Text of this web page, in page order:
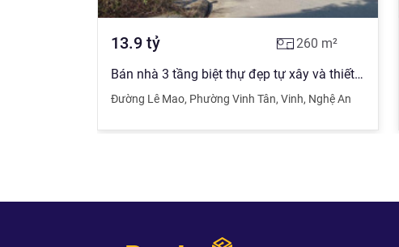
13.9 tỷ 260 m²
Bán nhà 3 tầng biệt thự đẹp tự xây và thiết kế năm 2021 ven hồ sinh thái Handico Phường Vinh Tân
Đường Lê Mao, Phường Vinh Tân, Vinh, Nghệ An